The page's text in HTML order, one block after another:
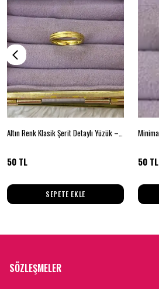
Altın Renk Klasik Şerit Detaylı Yüzük – Beden 18
50 TL
SEPETE EKLE
50 TL
SÖZLEŞMELER